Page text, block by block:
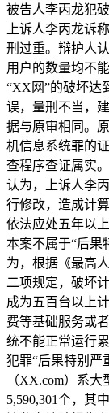
被告人李丙龙犯
上诉人李丙龙诉
刑过重。辩护人
用户的数量均不
“XX网”的破坏达
误，量刑不当，
据与原审相同。
机信息系统罪的
查程序查证属实
认为，上诉人李
行修改，造成计
依法应处五年以
本案不属于“后果
为，根据《最高
二项规定，破坏
成为五百台以上
费等基础服务或
统不能正常运行
犯罪“后果特别严
（XX.com）系
5,590,301个，其